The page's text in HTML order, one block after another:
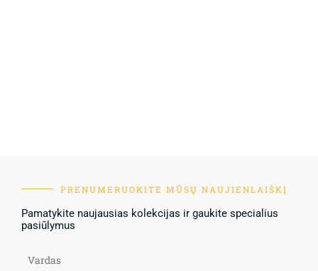
PRENUMERUOKITE MŪSŲ NAUJIENLAIŠKĮ
Pamatykite naujausias kolekcijas ir gaukite specialius
pasiūlymus